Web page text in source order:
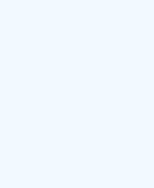
van Hypotheek
pagina vanpagina van